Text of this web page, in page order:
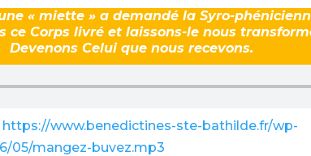
« miette » a demandé la Syro-
ce Corps livré et laissons-le nous
Devenons Celui que nous recevons.
https://www.benedictines-ste-bathilde.fr/wp-
05/mangez-buvez.mp3